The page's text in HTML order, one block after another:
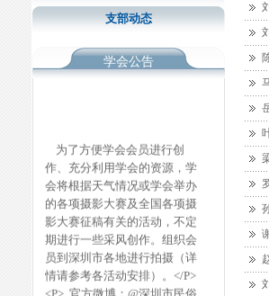
支部动态
学会公告
为了方便学会会员进行创
作、充分利用学会的资源，学
会将根据天气情况或学会举办
的各项摄影大赛及全国各项摄
影大赛征稿有关的活动，不定
期进行一些采风创作。组织会
员到深圳市各地进行拍摄（详
情请参考各活动安排）。</P>
<P> 官方微博：@深圳市民俗